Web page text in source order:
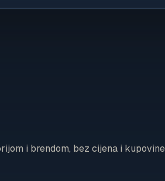
i brendom, bez cijena i